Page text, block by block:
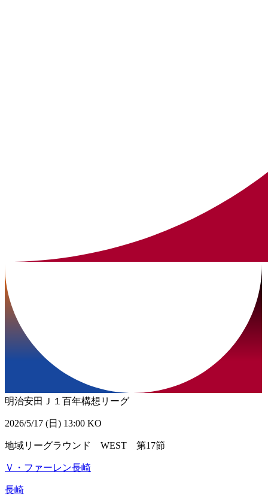
明治安田Ｊ１百年構想リーグ
2026/5/17 (日) 13:00 KO
地域リーグラウンド WEST 第17節
Ｖ・ファーレン長崎
長崎